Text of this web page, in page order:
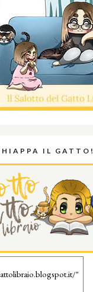
IL GATTO!